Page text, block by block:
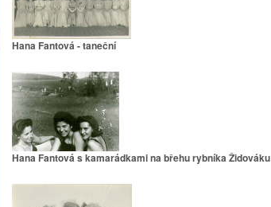
Hana Fantová - taneční
Hana Fantová s kamarádkami na břehu rybníka Židováku